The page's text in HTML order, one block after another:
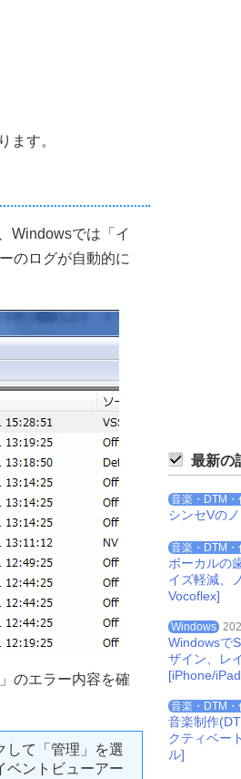
ます。
Windowsでは「イ
のログが自動的に
のエラー内容を確
して「管理」を選
ベントビューアー
最新の
音楽・DTM
シンセVの
音楽・DTM
ボーカルの
イズ軽減、
Vocoflex]
Windows
Windowsで
ザイン、レ
[iPhone/
音楽・DTM
音楽制作
クティベー
ル]